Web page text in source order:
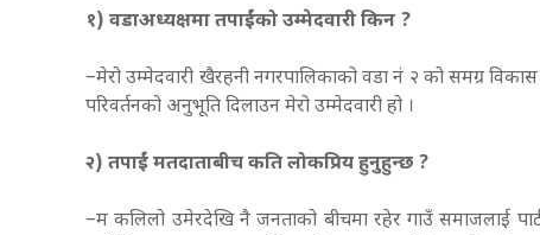
१) वडाअध्यक्षमा तपाईंको उम्मेदवारी किन ?
–मेरो उम्मेदवारी खैरहनी नगरपालिकाको वडा नं २ को समग्र
परिवर्तनको अनुभूति दिलाउन मेरो उम्मेदवारी हो ।
२) तपाईं मतदाताबीच कति लोकप्रिय हुनुहुन्छ ?
–म कलिलो उमेरदेखि नै जनताको बीचमा रहेर गाउँ समाजलाई